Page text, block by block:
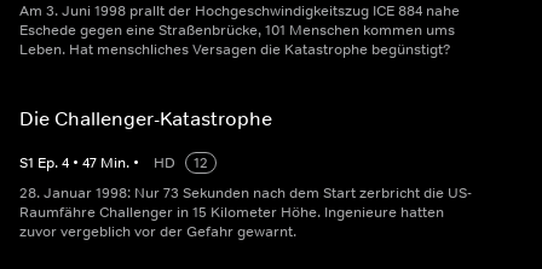
Am 3. Juni 1998 prallt der Hochgeschwindigkeitszug ICE 884 nahe
Eschede gegen eine Straßenbrücke, 101 Menschen kommen ums
Leben. Hat menschliches Versagen die Katastrophe begünstigt?
Die Challenger-Katastrophe
S1 Ep.4 • 47 Min. • HD
12
28. Januar 1998: Nur 73 Sekunden nach dem Start zerbricht die US-
Raumfähre Challenger in 15 Kilometer Höhe. Ingenieure hatten
zuvor vergeblich vor der Gefahr gewarnt.